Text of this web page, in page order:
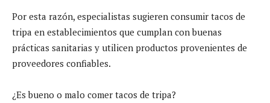
Por esta razón, especialistas sugieren consumir tacos de
tripa en establecimientos que cumplan con buenas
prácticas sanitarias y utilicen productos provenientes de
proveedores confiables.
¿Es bueno o malo comer tacos de tripa?